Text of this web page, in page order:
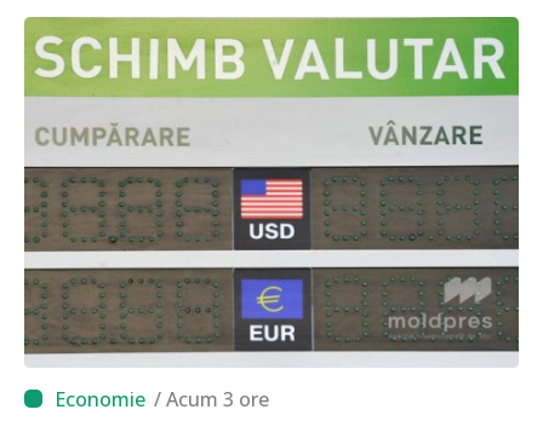
/ Acum 3 ore